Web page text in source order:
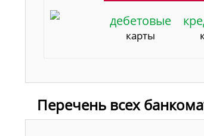
дебетовые
карты
Перечень всех